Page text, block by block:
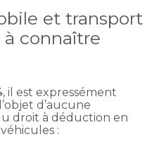
et transport
à connaître
il est expressément
d’aucune
droit à déduction en
: